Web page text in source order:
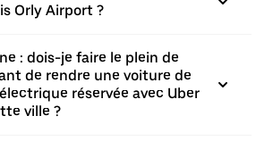
Orly Airport ?
: dois-je faire le plein de
de rendre une voiture de
réservée avec Uber
ville ?